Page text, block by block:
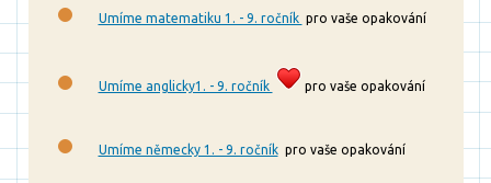
Umíme matematiku 1. - 9. ročník pro vaše opakování
Umíme anglicky1. - 9. ročník pro vaše opakování
Umíme německy 1. - 9. ročníkpro vaše opakování